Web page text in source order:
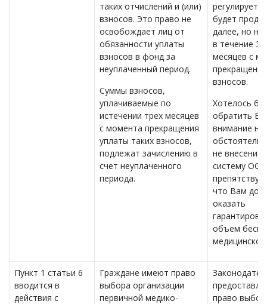
таких отчислений и (или)
взносов. Это право не
освобождает лиц от
обязанности уплаты
взносов в фонд за
неуплаченный период.
Суммы взносов,
уплачиваемые по
истечении трех месяцев
с момента прекращения
уплаты таких взносов,
подлежат зачислению в
счет неуплаченного
периода.
будет
далее, но
в течение 3
месяцев с
взносов.
Хотелось
обратить
внимание на
не внесение
систему
что Вам
оказать
объем
Пункт 1 статьи 6
вводится в
действия с
Граждане имеют право
выбора организации
первичной медико-
право